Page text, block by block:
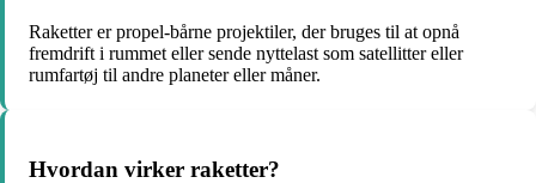
Raketter er propel-bårne projektiler, der bruges til at opnå
fremdrift i rummet eller sende nyttelast som satellitter eller
rumfartøj til andre planeter eller måner.
Hvordan virker raketter?